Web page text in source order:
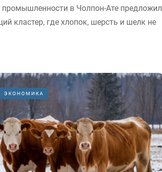
в Чолпон-Ате предложил
кластер, где хлопок, шерсть и шелк не
ЭКОНОМИКА